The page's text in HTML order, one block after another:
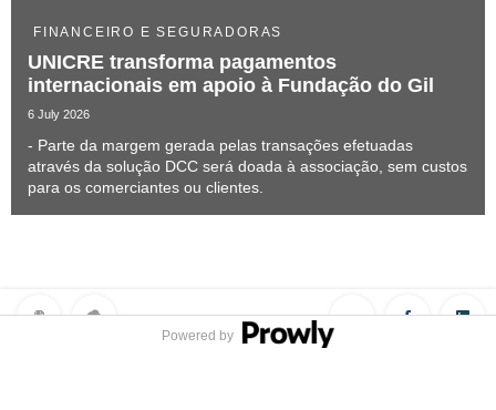
FINANCEIRO E SEGURADORAS
UNICRE transforma pagamentos
internacionais em apoio à Fundação do Gil
6 July 2026
- Parte da margem gerada pelas transações efetuadas
através da solução DCC será doada à associação, sem custos
para os comerciantes ou clientes.
Powered by